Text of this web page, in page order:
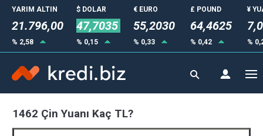
YARIM ALTIN
21.796,00
% 2,58
$ DOLAR
47,7035
% 0,15
€ EURO
55,2030
% 0,33
£ POUND
64,4625
% 0,42
¥
%
1462 Çin Yuanı Kaç TL?